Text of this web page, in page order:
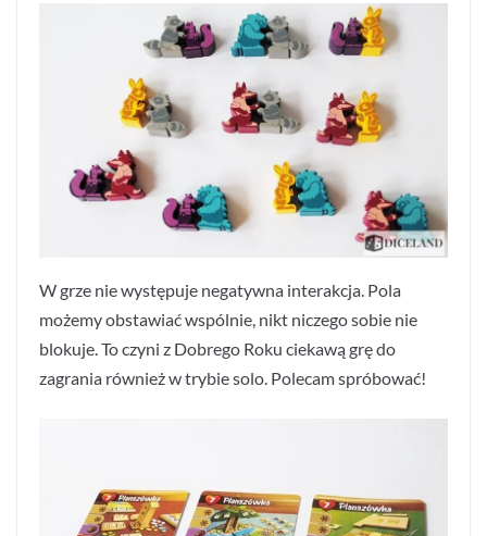
W grze nie występuje negatywna interakcja. Pola
możemy obstawiać wspólnie, nikt niczego sobie nie
blokuje. To czyni z Dobrego Roku ciekawą grę do
zagrania również w trybie solo. Polecam spróbować!